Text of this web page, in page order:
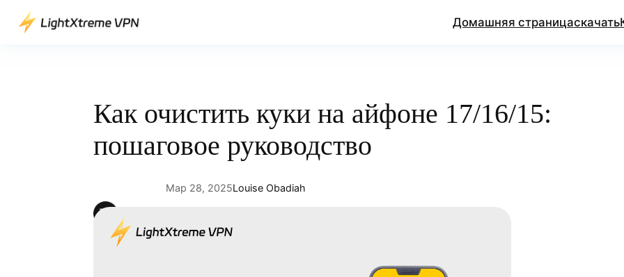
Перейти
Домашняя страницаскачать
Как очистить куки на айфоне 17/16/15:
пошаговое руководство
Мар 28, 2025Louise Obadiah